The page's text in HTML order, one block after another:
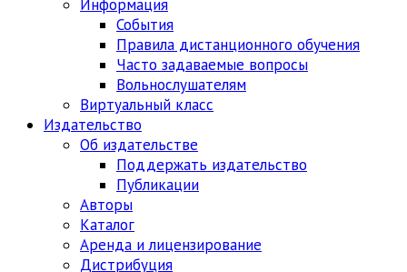
Информация
События
Правила дистанционного обучения
Часто задаваемые вопросы
Вольнослушателям
Виртуальный класс
Издательство
Об издательстве
Поддержать издательство
Публикации
Авторы
Каталог
Аренда и лицензирование
Дистрибуция